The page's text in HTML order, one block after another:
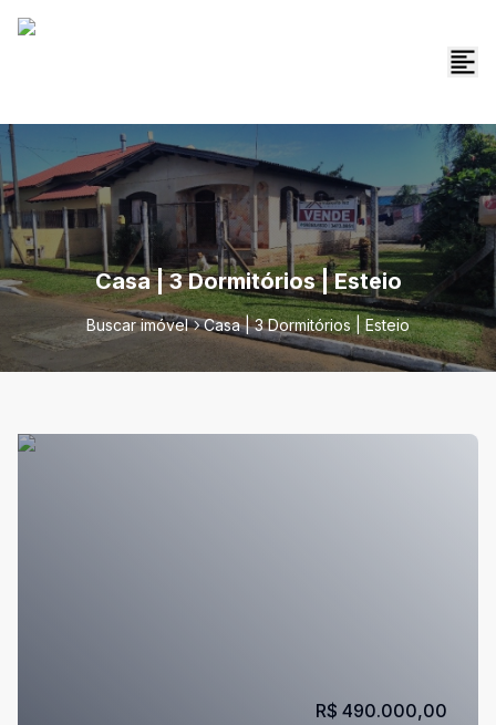
Casa | 3 Dormitórios | Esteio
Buscar imóvel Casa | 3 Dormitórios | Esteio
R$ 490.000,00